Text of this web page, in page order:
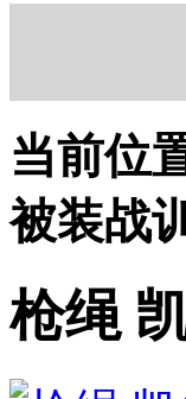
当前位
被装战
枪绳